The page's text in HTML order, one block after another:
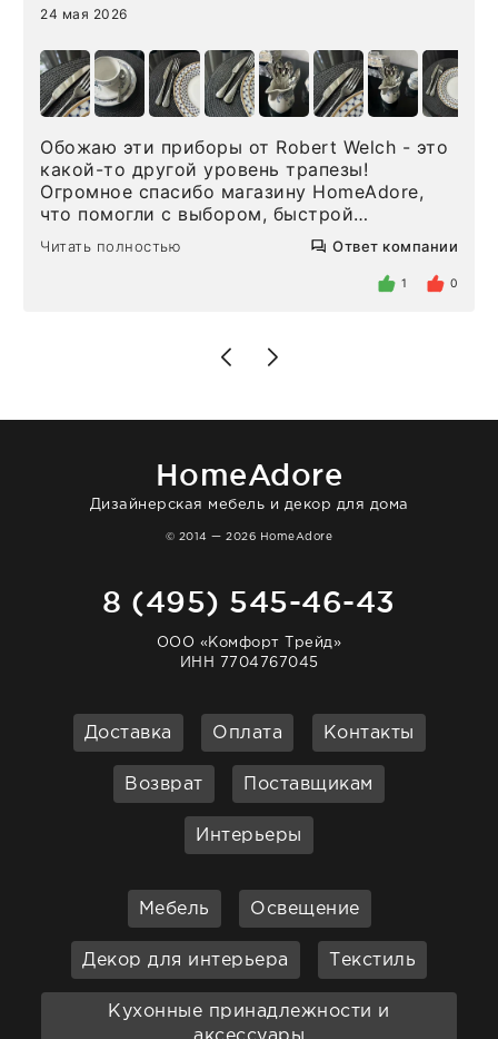
24 мая 2026
Обожаю эти приборы от Robert Welch - это
какой-то другой уровень трапезы!
Огромное спасибо магазину HomeAdore,
что помогли с выбором, быстрой
доставкой и высоким сервисом. Один раз
была здесь лично, забирала чайные ложки,
внутри очень много антикварной посуды,
Позже заказывала остальные приборы -
доставили сдэком на следующий день к
отвечает очень быстро. Взаимодействием
Читать полностью Ответ компании
1 0
HomeAdore
Дизайнерская мебель и декор для дома
© 2014 — 2026 HomeAdore
8 (495) 545-46-43
ООО «Комфорт Трейд»
ИНН 7704767045
Доставка Оплата Контакты
Возврат Поставщикам
Интерьеры
Мебель Освещение
Декор для интерьера Текстиль
Кухонные принадлежности и